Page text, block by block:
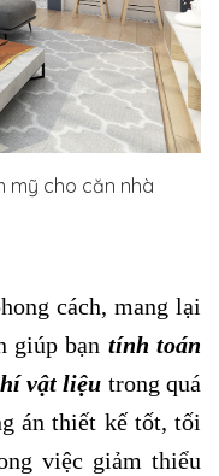
mỹ cho căn nhà
cách, mang lại
giúp bạn tính toán
vật liệu trong quá
án thiết kế tốt, tối
việc giảm thiểu